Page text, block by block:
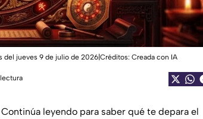
jueves 9 de julio de 2026|Créditos: Creada con IA
Continúa leyendo para saber qué te depara el